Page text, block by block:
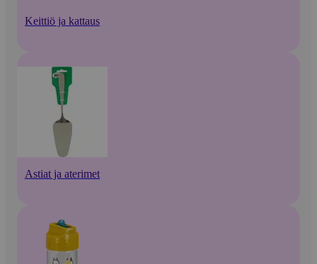
Keittiö ja kattaus
Astiat ja aterimet